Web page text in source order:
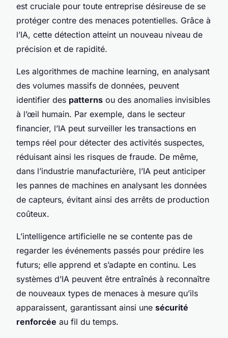
est cruciale pour toute entreprise désireuse de se
protéger contre des menaces potentielles. Grâce à
l’IA, cette détection atteint un nouveau niveau de
précision et de rapidité.
Les algorithmes de machine learning, en analysant
des volumes massifs de données, peuvent
identifier des patterns ou des anomalies invisibles
à l’œil humain. Par exemple, dans le secteur
financier, l’IA peut surveiller les transactions en
temps réel pour détecter des activités suspectes,
réduisant ainsi les risques de fraude. De même,
dans l’industrie manufacturière, l’IA peut anticiper
les pannes de machines en analysant les données
de capteurs, évitant ainsi des arrêts de production
coûteux.
L’intelligence artificielle ne se contente pas de
regarder les événements passés pour prédire les
futurs; elle apprend et s’adapte en continu. Les
systèmes d’IA peuvent être entraînés à reconnaître
de nouveaux types de menaces à mesure qu’ils
apparaissent, garantissant ainsi une sécurité
renforcée au fil du temps.